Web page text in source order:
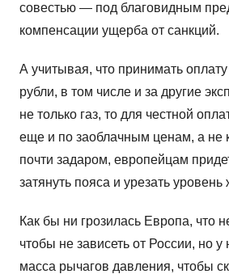
совестью — под благовидным
компенсации ущерба от санкций.
А учитывая, что принимать
рубли, в том числе и за другие
не только газ, то для честной
еще и по заоблачным ценам, а не
почти задаром, европейцам
затянуть пояса и урезать уровень
Как бы ни грозилась Европа, что
чтобы не зависеть от России, но у
масса рычагов давления, чтобы